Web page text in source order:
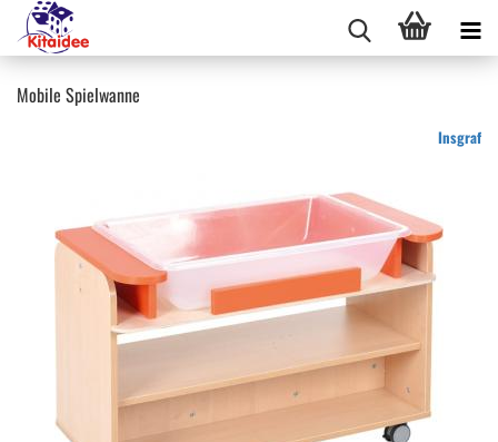
Mobile Spielwanne
Insgraf